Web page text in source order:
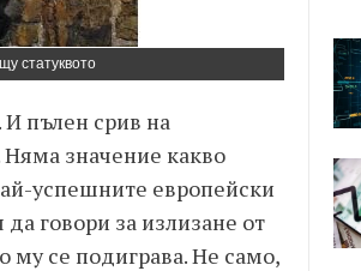
статуквото
пълен срив на
значение какво
успешните европейски
говори за излизане от
му се подиграва. Не само,